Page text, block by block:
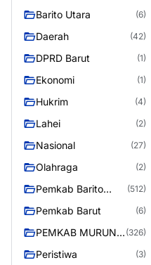
Barito Utara (6)
Daerah (42)
DPRD Barut (1)
Ekonomi (1)
Hukrim (4)
Lahei (2)
Nasional (27)
Olahraga (2)
Pemkab Barito
(512)
Pemkab Barut (6)
PEMKAB MURUNG (326)
Peristiwa (3)